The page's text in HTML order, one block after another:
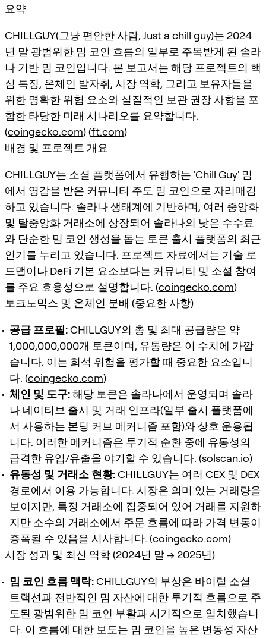
요약
CHILLGUY(그냥 편안한 사람, Just a chill guy)는 2024
년 말 광범위한 밈 코인 흐름의 일부로 주목받게 된 솔라
나 기반 밈 코인입니다. 본 보고서는 해당 프로젝트의 핵
심 특징, 온체인 발자취, 시장 역학, 그리고 보유자들을
위한 명확한 위험 요소와 실질적인 보관 권장 사항을 포
함한 타당한 미래 시나리오를 요약합니다.
(coingecko.com) (ft.com)
배경 및 프로젝트 개요
CHILLGUY는 소셜 플랫폼에서 유행하는 'Chill Guy' 밈
에서 영감을 받은 커뮤니티 주도 밈 코인으로 자리매김
하고 있습니다. 솔라나 생태계에 기반하며, 여러 중앙화
및 탈중앙화 거래소에 상장되어 솔라나의 낮은 수수료
와 단순한 밈 코인 생성을 돕는 토큰 출시 플랫폼의 최근
인기를 누리고 있습니다. 프로젝트 자료에서는 기술 로
드맵이나 DeFi 기본 요소보다는 커뮤니티 및 소셜 참여
를 주요 효용성으로 설명합니다. (coingecko.com)
토크노믹스 및 온체인 분배 (중요한 사항)
공급 프로필:CHILLGUY의 총 및 최대 공급량은 약
1,000,000,000개 토큰이며, 유통량은 이 수치에 가깝
습니다. 이는 희석 위험을 평가할 때 중요한 요소입니
다. (coingecko.com)
체인 및 도구:해당 토큰은 솔라나에서 운영되며 솔라
나 네이티브 출시 및 거래 인프라(일부 출시 플랫폼에
서 사용하는 본딩 커브 메커니즘 포함)와 상호 운용됩
니다. 이러한 메커니즘은 투기적 순환 중에 유동성의
급격한 유입/유출을 야기할 수 있습니다. (solscan.io)
유동성 및 거래소 현황:CHILLGUY는 여러 CEX 및 DEX
경로에서 이용 가능합니다. 시장은 의미 있는 거래량을
보이지만, 특정 거래소에 집중되어 있어 거래를 지원하
지만 소수의 거래소에서 주문 흐름에 따라 가격 변동이
증폭될 수 있음을 시사합니다. (coingecko.com)
시장 성과 및 최신 역학 (2024년 말 → 2025년)
밈 코인 흐름 맥락:CHILLGUY의 부상은 바이럴 소셜
트랙션과 전반적인 밈 자산에 대한 투기적 흐름으로 주
도된 광범위한 밈 코인 부활과 시기적으로 일치했습니
다. 이 흐름에 대한 보도는 밈 코인을 높은 변동성 자산